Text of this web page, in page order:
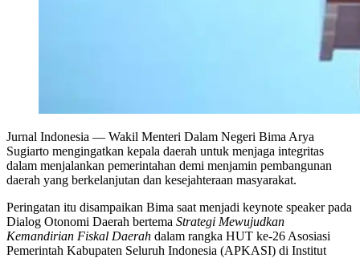
Jurnal Indonesia — Wakil Menteri Dalam Negeri Bima Arya
Sugiarto mengingatkan kepala daerah untuk menjaga integritas
dalam menjalankan pemerintahan demi menjamin pembangunan
daerah yang berkelanjutan dan kesejahteraan masyarakat.
Peringatan itu disampaikan Bima saat menjadi keynote speaker pada
Dialog Otonomi Daerah bertema Strategi Mewujudkan
Kemandirian Fiskal Daerah dalam rangka HUT ke-26 Asosiasi
Pemerintah Kabupaten Seluruh Indonesia (APKASI) di Institut